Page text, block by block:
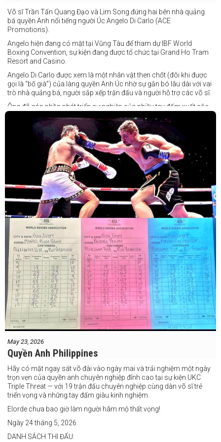
Võ sĩ Trần Tấn Quang Đạo và Lim Song đứng hai bên nhà quảng
bá quyền Anh nổi tiếng người Úc Angelo Di Carlo (ACE
Promotions).
Angelo hiện đang có mặt tại Vũng Tàu để tham dự IBF World
Boxing Convention, sự kiện đang được tổ chức tại Grand Ho Tram
Resort and Casino.
Angelo Di Carlo được xem là một nhân vật then chốt (đôi khi được
gọi là “bố già”) của làng quyền Anh Úc nhờ sự gắn bó lâu dài với vai
trò nhà quảng bá, người sắp xếp trận đấu và người hỗ trợ các võ sĩ.
Ông đã góp phần phát triển sự nghiệp của nhiều tay đấm xuất sắc,
May 23, 2026
Quyền Anh Philippines
Hãy có mặt ngay sát võ đài vào ngày mai và trải nghiệm một ngày
trọn vẹn của quyền anh chuyên nghiệp đỉnh cao tại sự kiện UKC
Triple Threat — với 19 trận đấu chuyên nghiệp cùng dàn võ sĩ trẻ
triển vọng và những tay đấm giàu kinh nghiệm.
Elorde chưa bao giờ làm người hâm mộ thất vọng!
Ngày 24 tháng 5, 2026
DANH SÁCH THI ĐẤU: